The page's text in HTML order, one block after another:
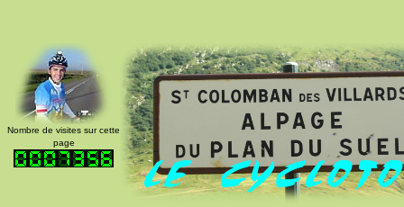
Nombre de visites sur cette
page